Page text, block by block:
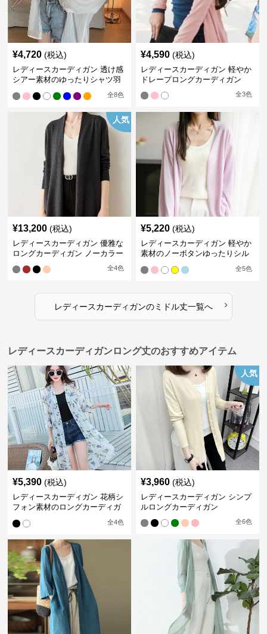
¥4,720 (税込)
レディースカーディガン 透け感
シアー素材のゆったりシャツ羽
全8色
¥4,590 (税込)
レディースカーディガン 軽やか
ドレープロングカーディガン
全3色
人気
¥13,200 (税込)
レディースカーディガン 優雅な
ロングカーディガン ノーカラー
全4色
¥5,220 (税込)
レディースカーディガン 軽やか
素材のノーボタンゆったりシル
全5色
レディースカーディガンのミドル丈一覧へ ›
レディースカーディガンロング丈のおすすめアイテム
¥5,390 (税込)
レディースカーディガン 花柄シ
フォン素材のロングカーディガ
全4色
人気
¥3,960 (税込)
レディースカーディガン シンプ
ルロングカーディガン
全6色